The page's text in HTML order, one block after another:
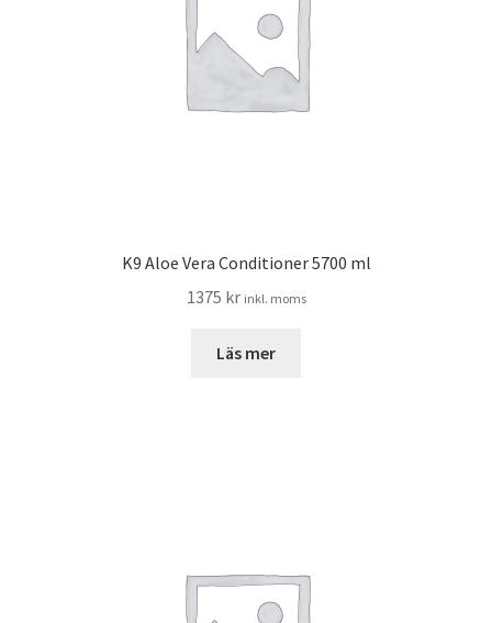
K9 Aloe Vera Conditioner 5700 ml
1375 kr inkl. moms
Läs mer